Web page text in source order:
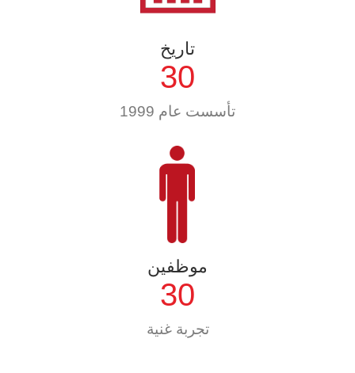
تاريخ
30
تأسست عام 1999
موظفين
30
تجربة غنية